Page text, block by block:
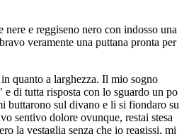
e reggiseno nero con indosso una
veramente una puttana pronta per
quanto a larghezza. Il mio sogno
di tutta risposta con lo sguardo un po
buttarono sul divano e li si fiondaro su
sentivo dolore ovunque, restai stesa
la vestaglia senza che io reagissi, mi